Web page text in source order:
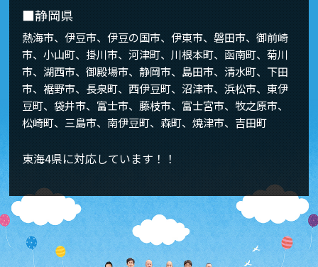
■静岡県
熱海市、伊豆市、伊豆の国市、伊東市、磐田市、御前崎
市、小山町、掛川市、河津町、川根本町、函南町、菊川
市、湖西市、御殿場市、静岡市、島田市、清水町、下田
市、裾野市、長泉町、西伊豆町、沼津市、浜松市、東伊
豆町、袋井市、富士市、藤枝市、富士宮市、牧之原市、
松崎町、三島市、南伊豆町、森町、焼津市、吉田町
東海4県に対応しています！！